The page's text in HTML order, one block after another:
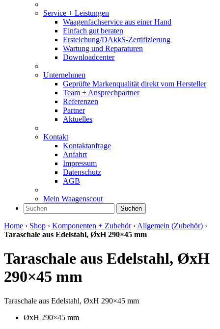
Service + Leistungen
Waagenfachservice aus einer Hand
Einfach gut beraten
Ersteichung/DAkkS-Zertifizierung
Wartung und Reparaturen
Downloadcenter
Unternehmen
Geprüfte Markenqualität direkt vom Hersteller
Team + Ansprechpartner
Referenzen
Partner
Aktuelles
Kontakt
Kontaktanfrage
Anfahrt
Impressum
Datenschutz
AGB
Mein Waagenscout
Suchen
Home › Shop › Komponenten + Zubehör› Allgemein (Zubehör) ›
Taraschale aus Edelstahl, ØxH 290×45 mm
Taraschale aus Edelstahl, ØxH
290×45 mm
Taraschale aus Edelstahl, ØxH 290×45 mm
ØxH 290×45 mm